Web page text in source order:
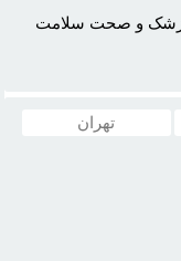
و صحت سلامت
تهران